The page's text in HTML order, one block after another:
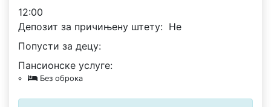
12:00
Депозит за причињену штету: Не
Попусти за децу:
Пансионске услуге:
Без оброка